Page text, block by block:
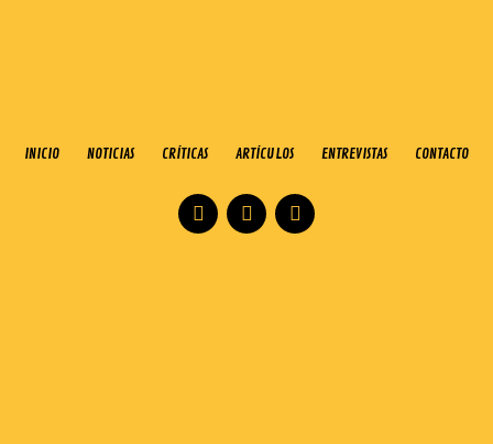
INICIO NOTICIAS CRÍTICAS ARTÍCULOS ENTREVISTAS CONTACTO